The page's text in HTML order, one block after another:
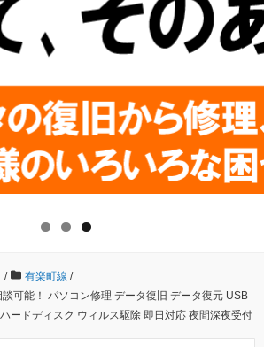
/ 有楽町線 /
談可能！ パソコン修理 データ復旧 データ復元 USB
ードディスク ウィルス駆除 即日対応 夜間深夜受付